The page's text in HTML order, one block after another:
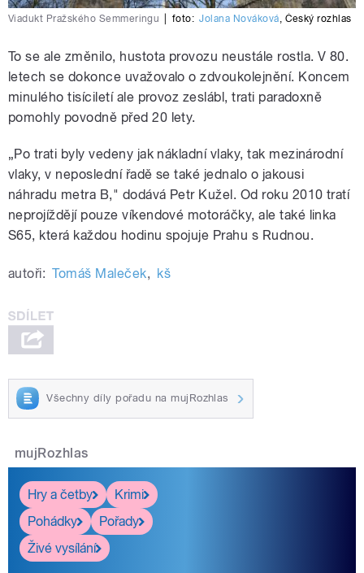
Viadukt Pražského Semmeringu foto: Jolana Nováková Český rozhlas
To se ale změnilo, hustota provozu neustále rostla. V 80.
letech se dokonce uvažovalo o zdvoukolejnění. Koncem
minulého tisíciletí ale provoz zeslábl, trati paradoxně
pomohly povodně před 20 lety.
„Po trati byly vedeny jak nákladní vlaky, tak mezinárodní
vlaky, v neposlední řadě se také jednalo o jakousi
náhradu metra B," dodává Petr Kužel. Od roku 2010 tratí
neprojíždějí pouze víkendové motoráčky, ale také linka
S65, která každou hodinu spojuje Prahu s Rudnou.
autoři: Tomáš Maleček, kš
Všechny díly pořadu na mujRozhlas
mujRozhlas
Hry a četby
Krimi
Pohádky
Pořady
Živé vysílání